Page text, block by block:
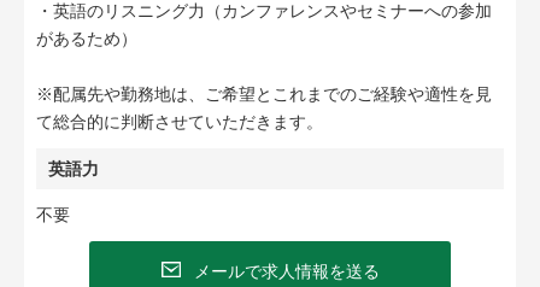
・英語のリスニング力（カンファレンスやセミナーへの参加
があるため）
※配属先や勤務地は、ご希望とこれまでのご経験や適性を見
て総合的に判断させていただきます。
英語力
不要
メールで求人情報を送る